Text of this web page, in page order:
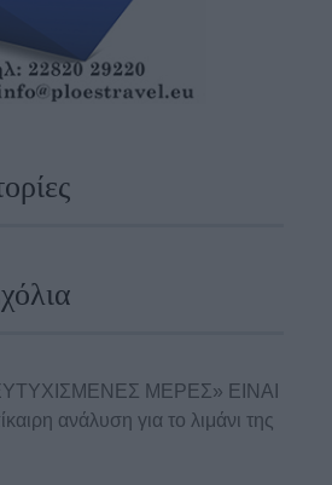
ΜΕΡΕΣ» ΕΙΝΑΙ
ανάλυση για το λιμάνι της